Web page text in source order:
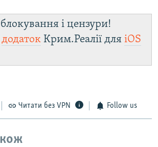
і цензури!
додаток Крим.Реалії для iOS
Читати без VPN Follow us